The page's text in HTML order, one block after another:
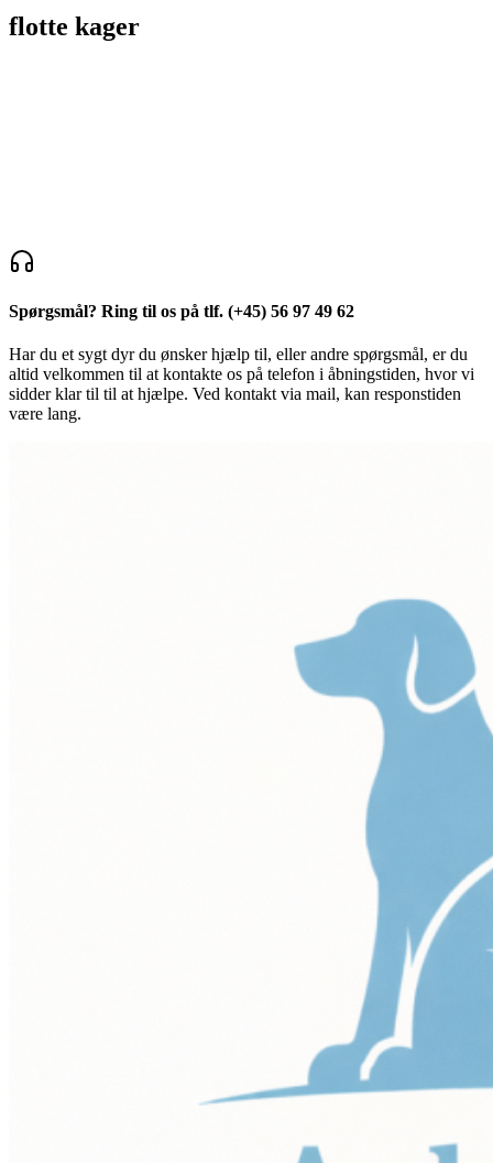
flotte kager
Spørgsmål? Ring til os på tlf. (+45) 56 97 49 62
Har du et sygt dyr du ønsker hjælp til, eller andre spørgsmål, er du
altid velkommen til at kontakte os på telefon i åbningstiden, hvor vi
sidder klar til til at hjælpe. Ved kontakt via mail, kan responstiden
være lang.